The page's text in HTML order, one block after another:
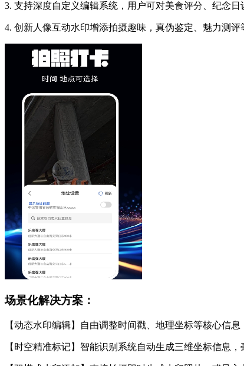
3. 支持深度自定义编辑系统，用户可对美食评分、纪念
4. 创新人像互动水印增添拍摄趣味，真伪鉴定、魅力测
场景化解决方案：
【动态水印编辑】自由调整时间戳、地理坐标等核心信
【时空精准标记】智能识别系统自动生成三维坐标信息